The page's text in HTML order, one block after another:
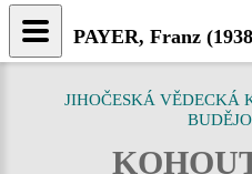
JIHOČESKÁ VĚDECKÁ
PAYER, Franz